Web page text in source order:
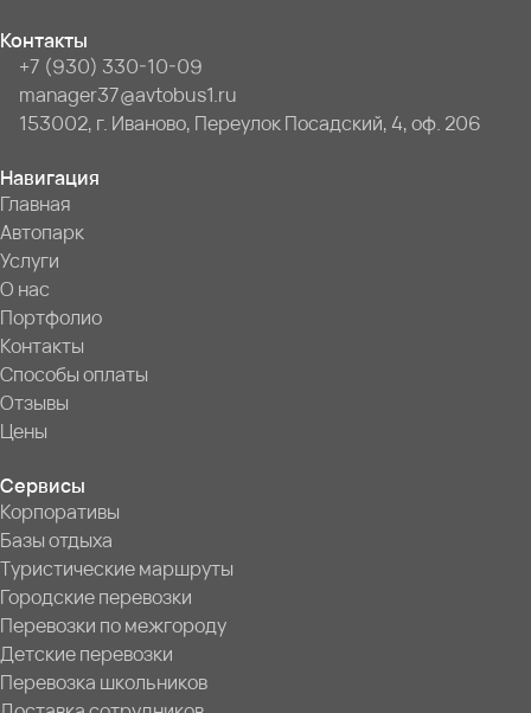
Контакты
+7 (930) 330-10-09
manager37@avtobus1.ru
153002, г. Иваново, Переулок Посадский, 4, оф. 206
Навигация
Главная
Автопарк
Услуги
О нас
Портфолио
Контакты
Способы оплаты
Отзывы
Цены
Сервисы
Корпоративы
Базы отдыха
Туристические маршруты
Городские перевозки
Перевозки по межгороду
Детские перевозки
Перевозка школьников